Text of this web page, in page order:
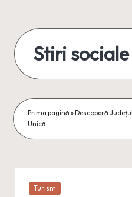
content
Stiri sociale
conexiuni
reale
Prima pagină » Descoperă
Unică
Posted
Turism